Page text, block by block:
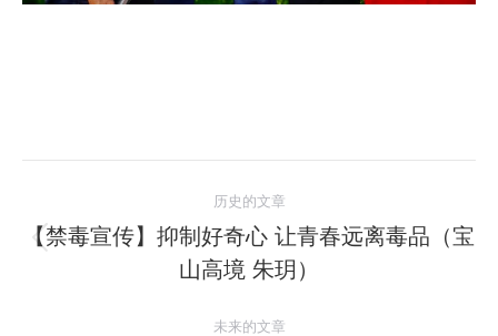
章
历史的文章
历
史
【禁毒宣传】抑制好奇心 让青春远离毒品（宝
山高境 朱玥）
未来的文章